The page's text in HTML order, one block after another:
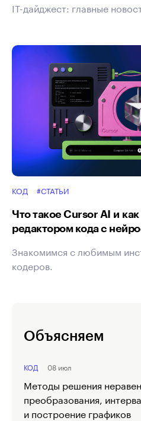
IT-дайджест: главные
КОД #СТАТЬИ
Что такое Cursor AI и
редактором кода с
Знакомимся с любимым
кодеров.
Объясняем
08 июл
КОД
Методы решения
преобразования,
и построение графиков